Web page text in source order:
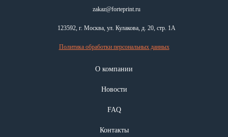
zakaz@forteprint.ru
123592, г. Москва, ул. Кулакова, д. 20, стр. 1А
Политика обработки персональных данных
О компании
Новости
FAQ
Контакты